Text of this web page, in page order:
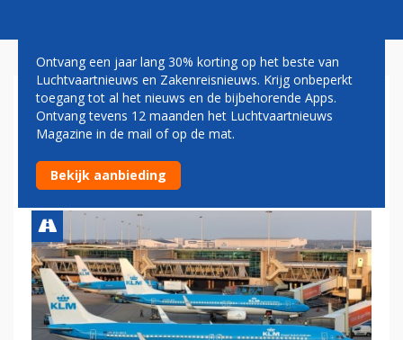
IATA: MISLUKT SCHIPHOL-
PLAN NEDERLAND WAS EEN
‘GÊNANTE VERTONING’
Ontvang een jaar lang 30% korting op het beste van
Luchtvaartnieuws en Zakenreisnieuws. Krijg onbeperkt
toegang tot al het nieuws en de bijbehorende Apps.
Ontvang tevens 12 maanden het Luchtvaartnieuws
Magazine in de mail of op de mat.
Bekijk aanbieding